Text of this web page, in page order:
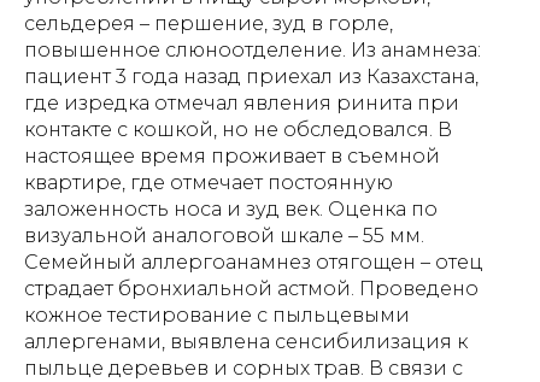
сельдерея – першение, зуд в горле,
повышенное слюноотделение. Из анамнеза:
пациент 3 года назад приехал из Казахстана,
где изредка отмечал явления ринита при
контакте с кошкой, но не обследовался. В
настоящее время проживает в съемной
квартире, где отмечает постоянную
заложенность носа и зуд век. Оценка по
визуальной аналоговой шкале – 55 мм.
Семейный аллергоанамнез отягощен – отец
страдает бронхиальной астмой. Проведено
кожное тестирование с пыльцевыми
аллергенами, выявлена сенсибилизация к
пыльце деревьев и сорных трав. В связи с